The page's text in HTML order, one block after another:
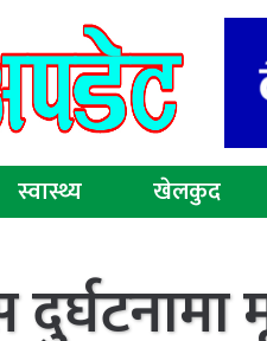
स्वास्थ्य खेलकुद